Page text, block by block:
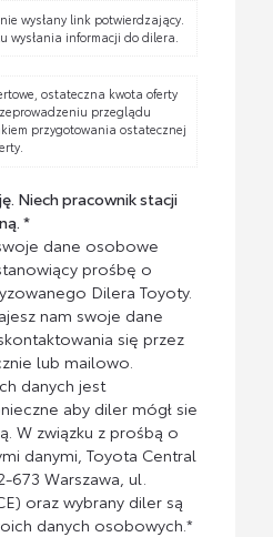
wysłany link potwierdzający.
wysłania informacji do dilera.
ostateczna kwota oferty
przeglądu
przygotowania ostatecznej
Niech pracownik stacji
*
dane osobowe
prośbę o
Dilera Toyoty.
nam swoje dane
się przez
lub mailowo.
danych jest
aby diler mógł sie
W związku z prośbą o
danymi, Toyota Central
673 Warszawa, ul.
oraz wybrany diler są
danych osobowych.*